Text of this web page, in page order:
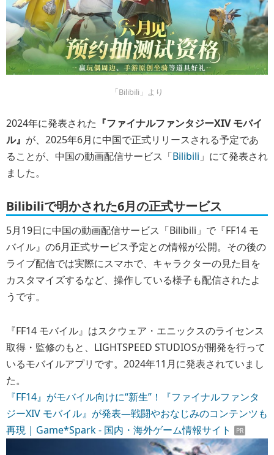
「Bilibili」より
2024年に発表された 『ファイナルファンタジーXIV モバイ
ル』 が、2025年6月に中国で正式リリースされる予定であ
ることが、中国の動画配信サービス「Bilibili 」にて発表され
ました。
Bilibiliで明かされた6月の正式サービス
5月19日に中国の動画配信サービス「Bilibili」で『FF14 モ
バイル』の6月正式サービス予定との情報が公開。その後の
ライブ配信では実際にスマホで、キャラクターの見た目を
カスタマイズするなど、操作している様子も配信されたよ
うです。
『FF14 モバイル』はスクウェア・エニックスのライセンス
取得・監修のもと、LIGHTSPEED STUDIOSが開発を行って
いるモバイルアプリです。2024年11月に発表されていまし
た。
『FF14』がモバイル向けに“新生”！『ファイナルファンタ
ジーXIV モバイル』が発表―戦闘やおなじみのコンテンツも
再現 | Game*Spark - 国内・海外ゲーム情報サイト
PR